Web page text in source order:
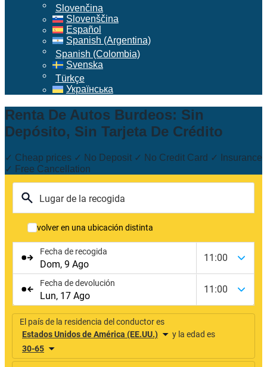
Slovenčina
Slovenščina
Español
Spanish (Argentina)
Spanish (Colombia)
Svenska
Türkçe
Українська
Renta De Autos Burdeos: Sin
Depósito, Sin Tarjeta De Crédito
✓ Cheap prices ✓ No Deposit ✓ No Credit Card ✓ Insurance
✓ Free Cancellation